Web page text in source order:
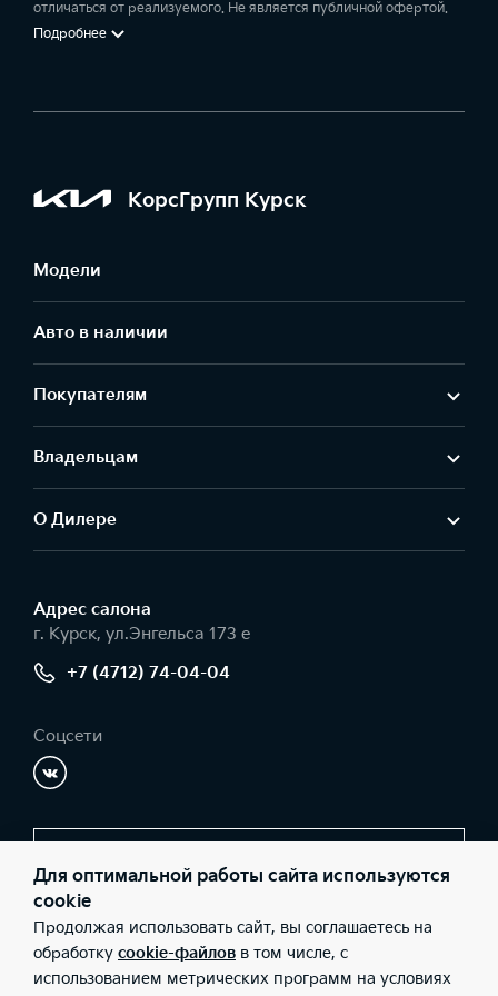
отличаться от реализуемого. Не является публичной офертой.
Подробнее
КорсГрупп Курск
Модели
Авто в наличии
Покупателям
Владельцам
О Дилере
Адрес салонa
г. Курск, ул.Энгельса 173 е
+7 (4712) 74-04-04
Соцсети
© 2026 Юридические лица ООО «АвтоСтиль» (Фактический
адрес: г. Курск, ул.Энгельса 173 е; Телефон: +7 (4712) 74-04-04;
ИНН: 4632190586; ОГРН: 1144632005935), ООО «Киа Россия и
Для оптимальной работы сайта используются
cookie
Продолжая использовать сайт, вы соглашаетесь на
обработку cookie-файлов в том числе, с
использованием метрических программ на условиях